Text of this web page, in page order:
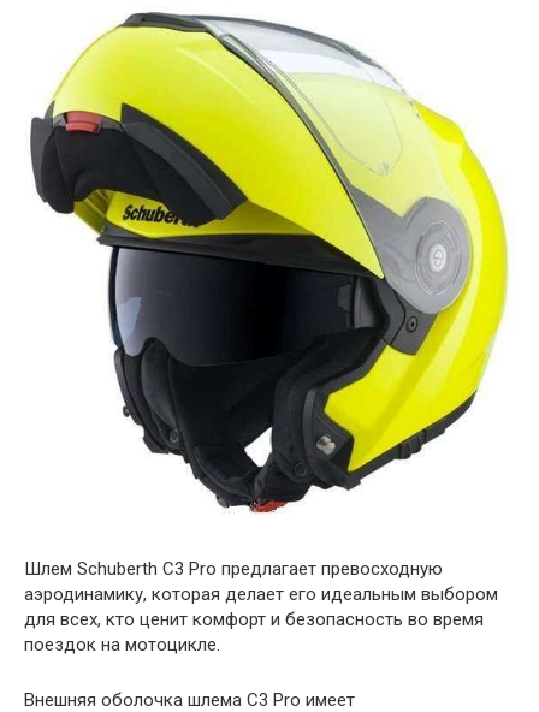
Шлем Schuberth C3 Pro предлагает превосходную
аэродинамику, которая делает его идеальным выбором
для всех, кто ценит комфорт и безопасность во время
поездок на мотоцикле.
Внешняя оболочка шлема C3 Pro имеет